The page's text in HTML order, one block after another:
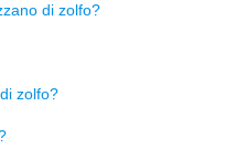
di zolfo?
zolfo?